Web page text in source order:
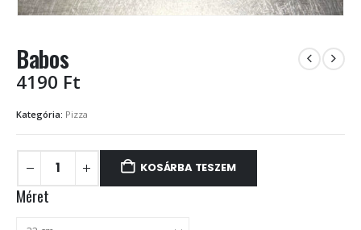
Babos
4190 Ft
Kategória: Pizza
KOSÁRBA TESZEM
Méret